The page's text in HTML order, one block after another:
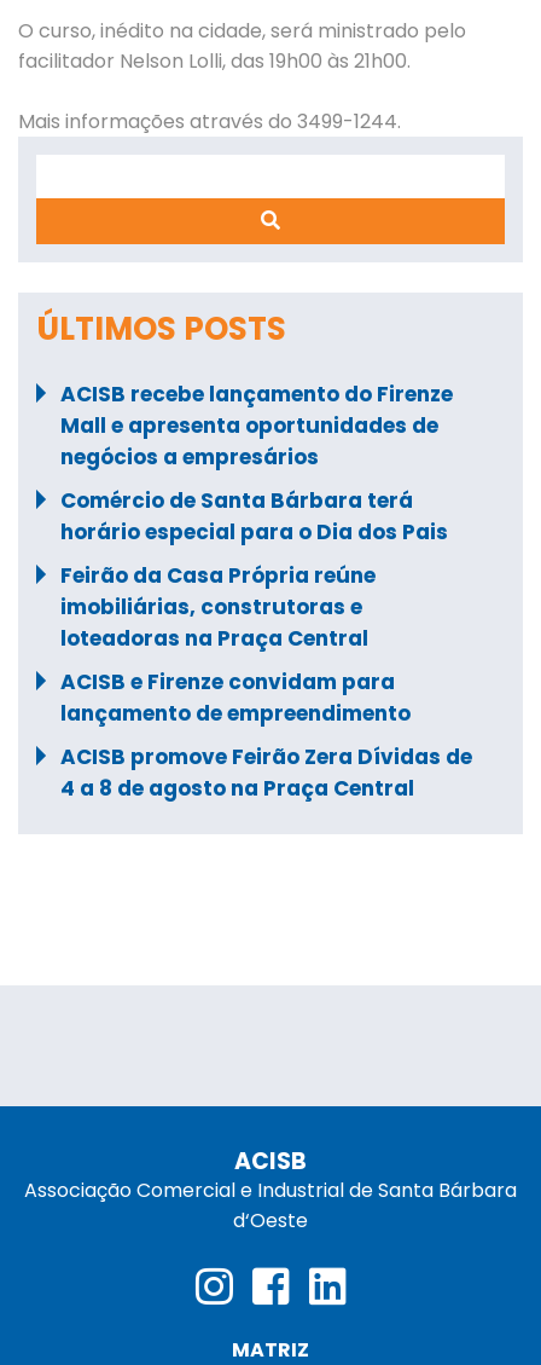
O curso, inédito na cidade, será ministrado pelo
facilitador Nelson Lolli, das 19h00 às 21h00.
Mais informações através do 3499-1244.
ÚLTIMOS POSTS
ACISB recebe lançamento do Firenze
Mall e apresenta oportunidades de
negócios a empresários
Comércio de Santa Bárbara terá
horário especial para o Dia dos Pais
Feirão da Casa Própria reúne
imobiliárias, construtoras e
loteadoras na Praça Central
ACISB e Firenze convidam para
lançamento de empreendimento
ACISB promove Feirão Zera Dívidas de
4 a 8 de agosto na Praça Central
ACISB
Associação Comercial e Industrial de Santa Bárbara
d‘Oeste
MATRIZ